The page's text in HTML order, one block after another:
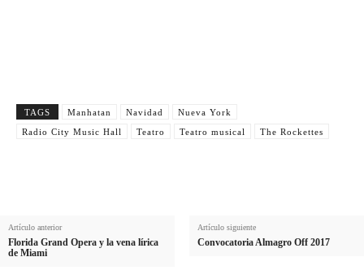
TAGS Manhatan Navidad
Nueva York
Radio City Music Hall
Teatro Teatro musical The Rockettes
Artículo anterior
Florida Grand Opera y la vena lírica
de Miami
Artículo siguiente
Convocatoria Almagro Off 2017